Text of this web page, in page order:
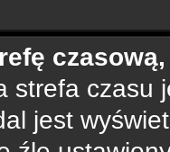
strefa czasu
jest